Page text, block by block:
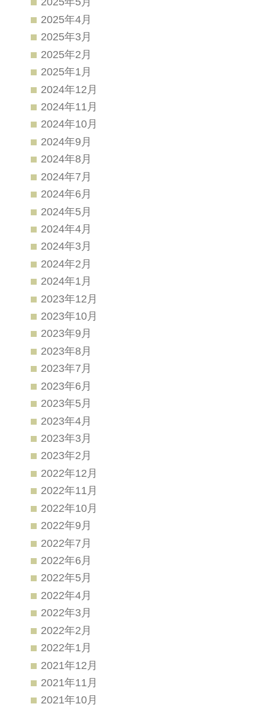
2025年4月
2025年3月
2025年2月
2025年1月
2024年12月
2024年11月
2024年10月
2024年9月
2024年8月
2024年7月
2024年6月
2024年5月
2024年4月
2024年3月
2024年2月
2024年1月
2023年12月
2023年10月
2023年9月
2023年8月
2023年7月
2023年6月
2023年5月
2023年4月
2023年3月
2023年2月
2022年12月
2022年11月
2022年10月
2022年9月
2022年7月
2022年6月
2022年5月
2022年4月
2022年3月
2022年2月
2022年1月
2021年12月
2021年11月
2021年10月